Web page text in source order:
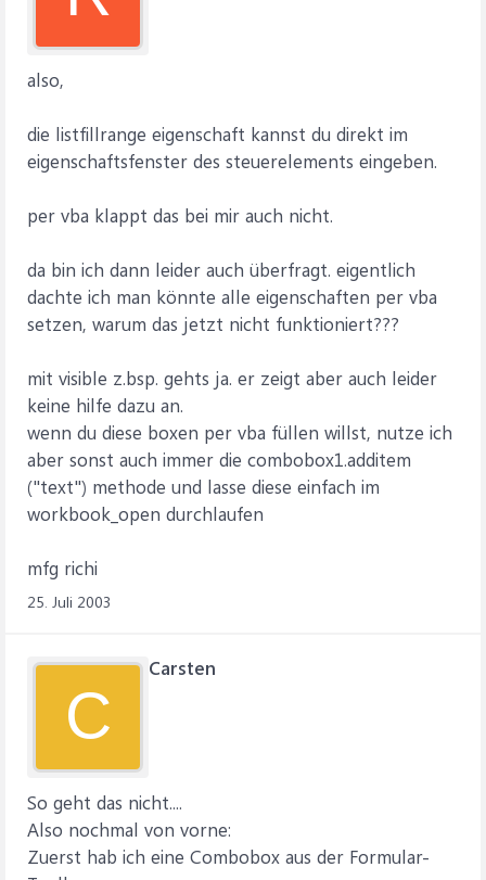
also,
die listfillrange eigenschaft kannst du direkt im
eigenschaftsfenster des steuerelements eingeben.
per vba klappt das bei mir auch nicht.
da bin ich dann leider auch überfragt. eigentlich
dachte ich man könnte alle eigenschaften per vba
setzen, warum das jetzt nicht funktioniert???
mit visible z.bsp. gehts ja. er zeigt aber auch leider
keine hilfe dazu an.
wenn du diese boxen per vba füllen willst, nutze ich
aber sonst auch immer die combobox1.additem
("text") methode und lasse diese einfach im
workbook_open durchlaufen
mfg richi
25. Juli 2003
C
Carsten
So geht das nicht....
Also nochmal von vorne:
Zuerst hab ich eine Combobox aus der Formular-